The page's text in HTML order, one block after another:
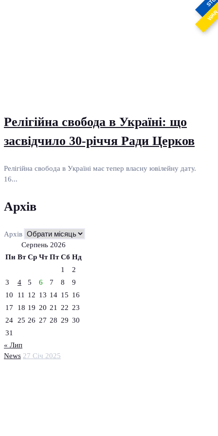
News 27 Січ 2025
Релігійна свобода в Україні: що
засвідчило 30-річчя Ради Церков
Релігійна свобода в Україні має тепер власну ювілейну дату.
16...
Архів
Архів
Серпень 2026
Пн Вт Ср Чт Пт Сб Нд
1
2
3
4 5 6 7 8
9
10
11 12 13 14 15 16
17
18 19 20 21 22 23
24
25 26 27 28 29 30
31
« Лип